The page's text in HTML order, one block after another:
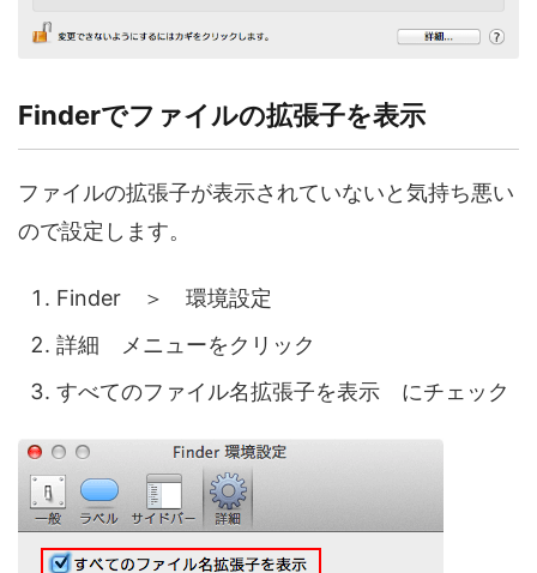
Finderでファイルの拡張子を表示
ファイルの拡張子が表示されていないと気持ち悪い
ので設定します。
Finder ＞ 環境設定
詳細 メニューをクリック
すべてのファイル名拡張子を表示 にチェック